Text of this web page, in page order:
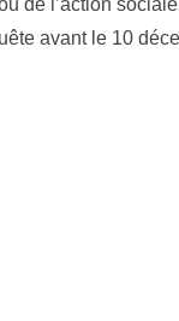
de l’action
avant le 10